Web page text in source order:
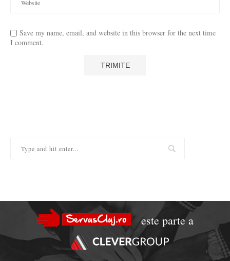
Save my name, email, and website in this browser for the next time
I comment.
este parte a